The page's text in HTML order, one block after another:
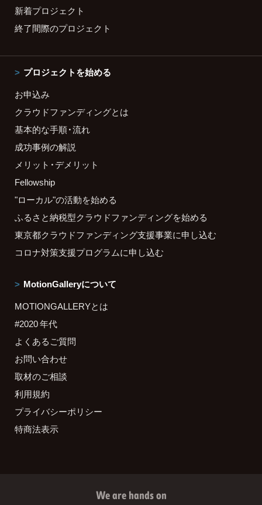
新着プロジェクト
終了間際のプロジェクト
プロジェクトを始める
お申込み
クラウドファンディングとは
基本的な手順・流れ
成功事例の解説
メリット・デメリット
Fellowship
"ローカル"の活動を始める
ふるさと納税型クラウドファンディングを始める
東京都クラウドファンディング支援事業に申し込む
コロナ対策支援プログラムに申し込む
MotionGalleryについて
MOTIONGALLERYとは
#2020 年代
よくあるご質問
お問い合わせ
取材のご相談
利用規約
プライバシーポリシー
特商法表示
We are hands on